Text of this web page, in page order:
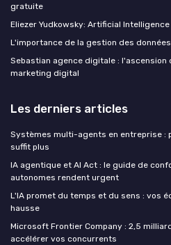
gratuite
Eliezer Yudkowsky: Artificial
L'importance de la gestion des
Sebastian agence digitale : l'ascension
marketing digital
Les derniers articles
Systèmes multi-agents en entreprise :
suffit plus
IA agentique et AI Act : le guide de
autonomes rendent urgent
L'IA promet du temps et du sens : vos
hausse
Microsoft Frontier Company : 2,5
accélérer vos concurrents